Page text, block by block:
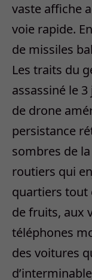
vaste affiche
voie rapide.
de missiles
Les traits du
assassiné le
de drone
persistance
sombres de
routiers qui
quartiers tout
de fruits, aux
téléphones
des voitures